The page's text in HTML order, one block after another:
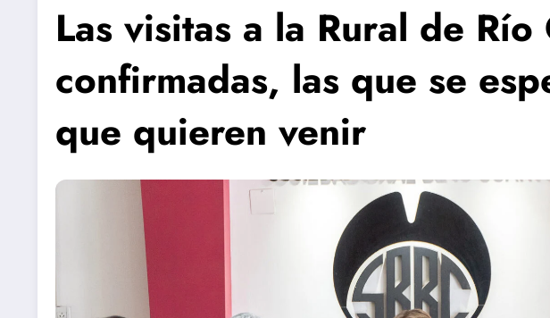
Las visitas a la Rural de
confirmadas, las que se
que quieren venir